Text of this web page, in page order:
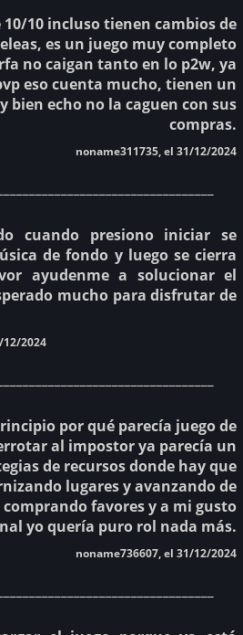
10 incluso tienen cambios de
es un juego muy completo
no caigan tanto en lo p2w, ya
eso cuenta mucho, tienen un
bien echo no la caguen con sus
compras.
noname311735, el 31/12/2024
cuando presiono iniciar se
de fondo y luego se cierra
ayudenme a solucionar el
mucho para disfrutar de
12/2024
por qué parecía juego de
al impostor ya parecía un
de recursos donde hay que
lugares y avanzando de
favores y a mi gusto
yo quería puro rol nada más.
noname736607, el 31/12/2024